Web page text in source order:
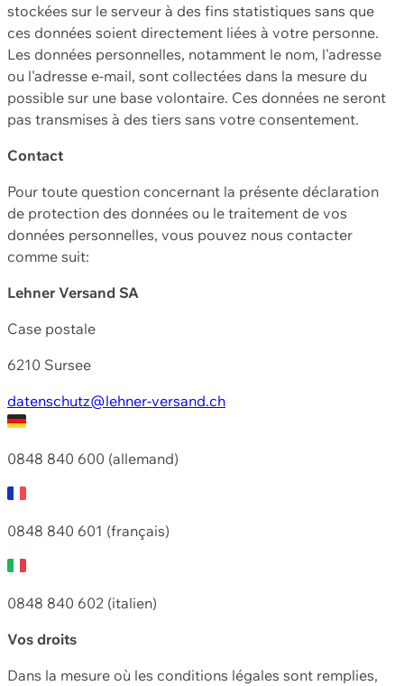
stockées sur le serveur à des fins statistiques sans que
ces données soient directement liées à votre personne.
Les données personnelles, notamment le nom, l'adresse
ou l'adresse e-mail, sont collectées dans la mesure du
possible sur une base volontaire. Ces données ne seront
pas transmises à des tiers sans votre consentement.
Contact
Pour toute question concernant la présente déclaration
de protection des données ou le traitement de vos
données personnelles, vous pouvez nous contacter
comme suit:
Lehner Versand SA
Case postale
6210 Sursee
datenschutz@lehner-versand.ch
0848 840 600 (allemand)
0848 840 601 (français)
0848 840 602 (italien)
Vos droits
Dans la mesure où les conditions légales sont remplies,